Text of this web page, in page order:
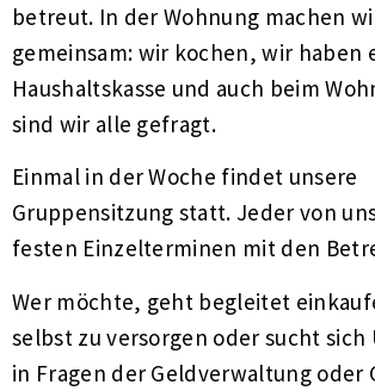
betreut. In der Wohnung machen
gemeinsam: wir kochen, wir haben
Haushaltskasse und auch beim
sind wir alle gefragt.
Einmal in der Woche findet unsere
Gruppensitzung statt. Jeder von
festen Einzelterminen mit den
Wer möchte, geht begleitet
selbst zu versorgen oder sucht
in Fragen der Geldverwaltung oder